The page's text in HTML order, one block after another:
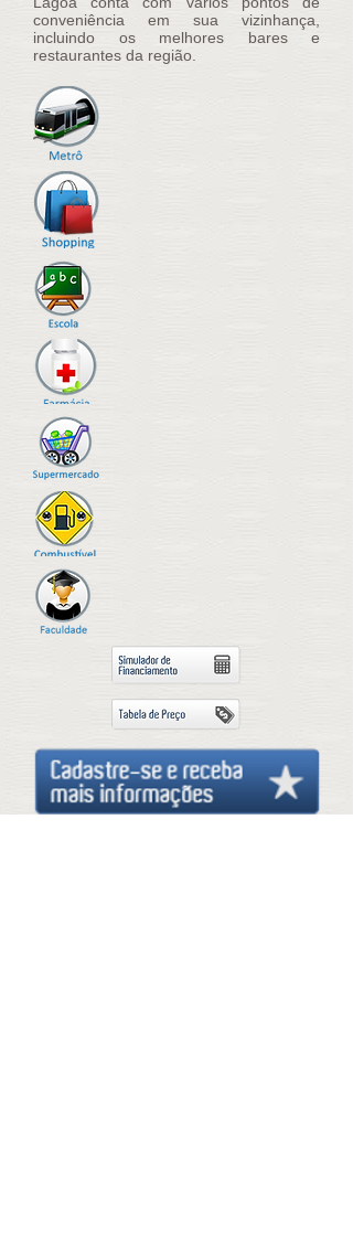
conveniência em sua vizinhança,
incluindo os melhores bares e
restaurantes da região.